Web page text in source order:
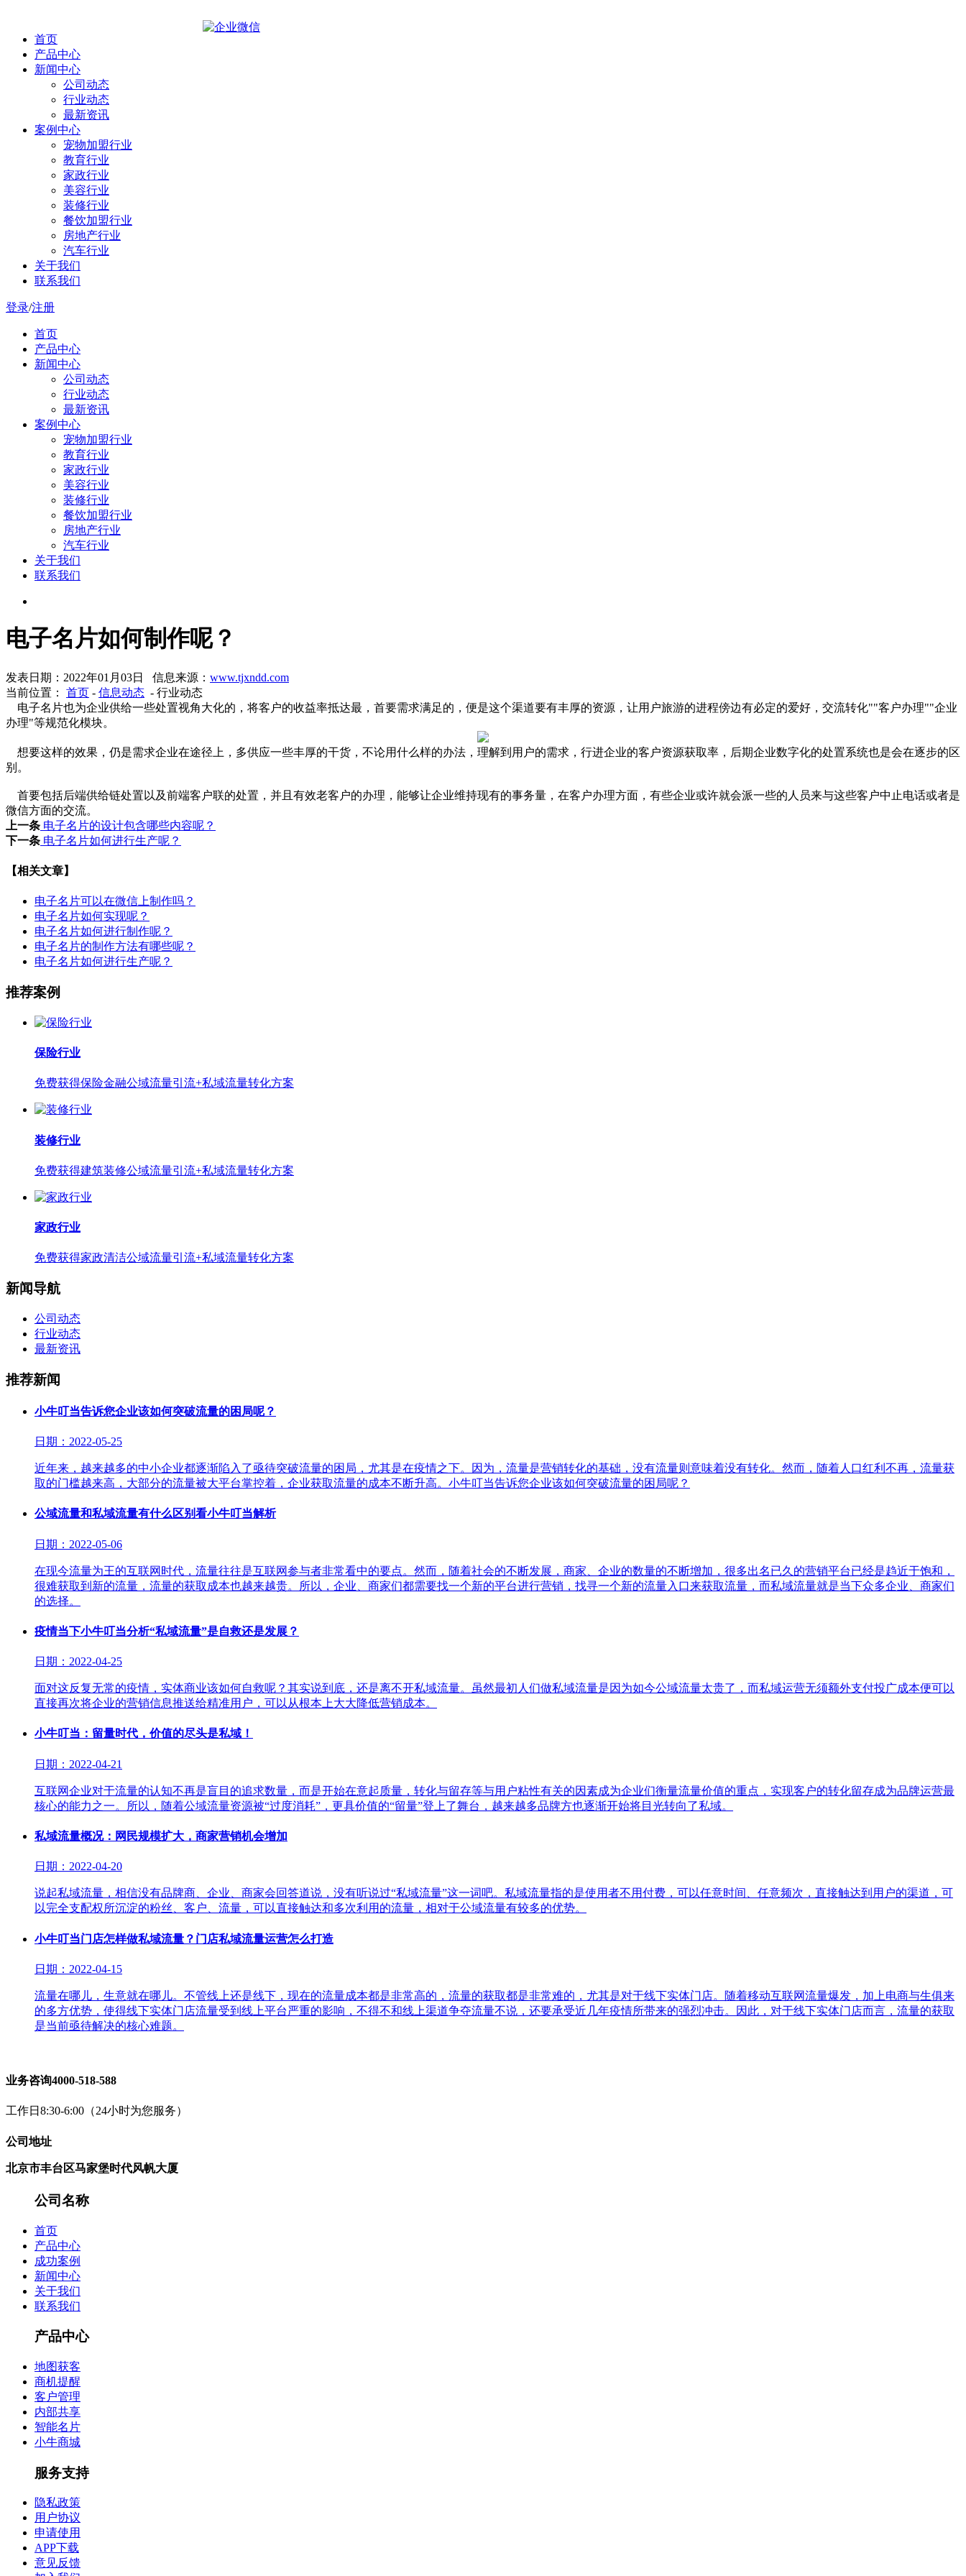
首页
产品中心
新闻中心
公司动态
行业动态
最新资讯
案例中心
宠物加盟行业
教育行业
家政行业
美容行业
装修行业
餐饮加盟行业
房地产行业
汽车行业
关于我们
联系我们
登录/注册
首页
产品中心
新闻中心
公司动态
行业动态
最新资讯
案例中心
宠物加盟行业
教育行业
家政行业
美容行业
装修行业
餐饮加盟行业
房地产行业
汽车行业
关于我们
联系我们
电子名片如何制作呢？
发表日期：2022年01月03日 信息来源： www.tjxndd.com
当前位置： 首页 - 信息动态 - 行业动态
电子名片也为企业供给一些处置视角大化的，将客户的收益率抵达最，首要需求满足的，便是这个渠道要有丰厚的资源，让用户旅游的进程傍边有必定的爱好，交流转化""客户办理""企业
办理"等规范化模块。
想要这样的效果，仍是需求企业在途径上，多供应一些丰厚的干货，不论用什么样的办法，理解到用户的需求，行进企业的客户资源获取率，后期企业数字化的处置系统也是会在逐步的区
别。
首要包括后端供给链处置以及前端客户联的处置，并且有效老客户的办理，能够让企业维持现有的事务量，在客户办理方面，有些企业或许就会派一些的人员来与这些客户中止电话或者是
微信方面的交流。
上一条 电子名片的设计包含哪些内容呢？
下一条 电子名片如何进行生产呢？
【相关文章】
电子名片可以在微信上制作吗？
电子名片如何实现呢？
电子名片如何进行制作呢？
电子名片的制作方法有哪些呢？
电子名片如何进行生产呢？
推荐案例
保险行业
免费获得保险金融公域流量引流+私域流量转化方案
装修行业
免费获得建筑装修公域流量引流+私域流量转化方案
家政行业
免费获得家政清洁公域流量引流+私域流量转化方案
新闻导航
公司动态
行业动态
最新资讯
推荐新闻
小牛叮当告诉您企业该如何突破流量的困局呢？
日期：2022-05-25
近年来，越来越多的中小企业都逐渐陷入了亟待突破流量的困局，尤其是在疫情之下。因为，流量是营销转化的基础，没有流量则意味着没有转化。然而，随着人口红利不再，流量获
取的门槛越来高，大部分的流量被大平台掌控着，企业获取流量的成本不断升高。小牛叮当告诉您企业该如何突破流量的困局呢？
公域流量和私域流量有什么区别看小牛叮当解析
日期：2022-05-06
在现今流量为王的互联网时代，流量往往是互联网参与者非常看中的要点。然而，随着社会的不断发展，商家、企业的数量的不断增加，很多出名已久的营销平台已经是趋近于饱和，
很难获取到新的流量，流量的获取成本也越来越贵。所以，企业、商家们都需要找一个新的平台进行营销，找寻一个新的流量入口来获取流量，而私域流量就是当下众多企业、商家们
的选择。
疫情当下小牛叮当分析“私域流量”是自救还是发展？
日期：2022-04-25
面对这反复无常的疫情，实体商业该如何自救呢？其实说到底，还是离不开私域流量。虽然最初人们做私域流量是因为如今公域流量太贵了，而私域运营无须额外支付投广成本便可以
直接再次将企业的营销信息推送给精准用户，可以从根本上大大降低营销成本。
小牛叮当：留量时代，价值的尽头是私域！
日期：2022-04-21
互联网企业对于流量的认知不再是盲目的追求数量，而是开始在意起质量，转化与留存等与用户粘性有关的因素成为企业们衡量流量价值的重点，实现客户的转化留存成为品牌运营最
核心的能力之一。所以，随着公域流量资源被“过度消耗”，更具价值的“留量”登上了舞台，越来越多品牌方也逐渐开始将目光转向了私域。
私域流量概况：网民规模扩大，商家营销机会增加
日期：2022-04-20
说起私域流量，相信没有品牌商、企业、商家会回答道说，没有听说过“私域流量”这一词吧。私域流量指的是使用者不用付费，可以任意时间、任意频次，直接触达到用户的渠道，可
以完全支配权所沉淀的粉丝、客户、流量，可以直接触达和多次利用的流量，相对于公域流量有较多的优势。
小牛叮当门店怎样做私域流量？门店私域流量运营怎么打造
日期：2022-04-15
流量在哪儿，生意就在哪儿。不管线上还是线下，现在的流量成本都是非常高的，流量的获取都是非常难的，尤其是对于线下实体门店。随着移动互联网流量爆发，加上电商与生俱来
的多方优势，使得线下实体门店流量受到线上平台严重的影响，不得不和线上渠道争夺流量不说，还要承受近几年疫情所带来的强烈冲击。因此，对于线下实体门店而言，流量的获取
是当前亟待解决的核心难题。
业务咨询4000-518-588
工作日8:30-6:00（24小时为您服务）
公司地址
北京市丰台区马家堡时代风帆大厦
公司名称
首页
产品中心
成功案例
新闻中心
关于我们
联系我们
产品中心
地图获客
商机提醒
客户管理
内部共享
智能名片
小牛商城
服务支持
隐私政策
用户协议
申请使用
APP下载
意见反馈